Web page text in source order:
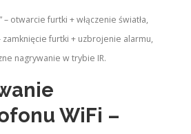
otwarcie furtki + włączenie światła,
zamknięcie furtki + uzbrojenie alarmu,
nagrywanie w trybie IR.
WiFi –